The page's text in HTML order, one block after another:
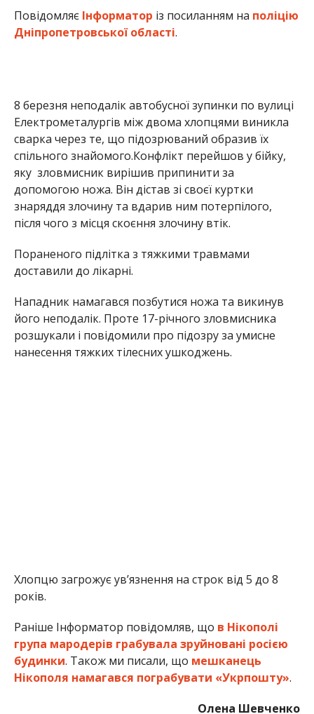
Повідомляє Інформатор із посиланням на поліцію
Дніпропетровської області.
8 березня неподалік автобусної зупинки по вулиці
Електрометалургів між двома хлопцями виникла
сварка через те, що підозрюваний образив їх
спільного знайомого.Конфлікт перейшов у бійку,
яку зловмисник вирішив припинити за
допомогою ножа. Він дістав зі своєї куртки
знаряддя злочину та вдарив ним потерпілого,
після чого з місця скоєння злочину втік.
Пораненого підлітка з тяжкими травмами
доставили до лікарні.
Нападник намагався позбутися ножа та викинув
його неподалік. Проте 17-річного зловмисника
розшукали і повідомили про підозру за умисне
нанесення тяжких тілесних ушкоджень.